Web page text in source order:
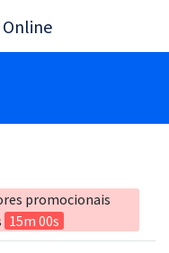
promocionais
15m 00s